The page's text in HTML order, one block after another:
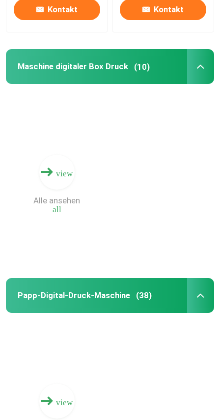
Kontakt Kontakt
Maschine digitaler Box Druck (10)
view
all
Alle ansehen
Papp-Digital-Druck-Maschine (38)
view